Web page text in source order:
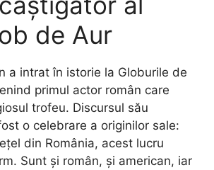
de Aur
a intrat în istorie la Globurile de
primul actor român care
trofeu. Discursul său
o celebrare a originilor sale:
din România, acest lucru
Sunt și român, și american, iar